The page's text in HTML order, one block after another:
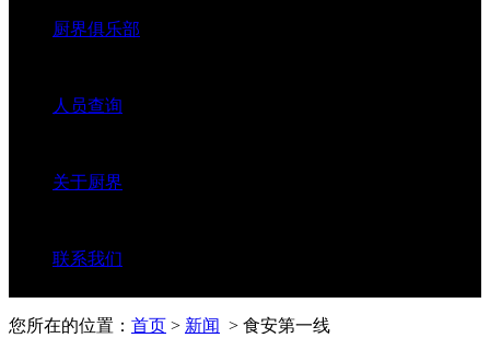
厨界俱乐部
人员查询
关于厨界
联系我们
您所在的位置： 首页 > 新闻 > 食安第一线